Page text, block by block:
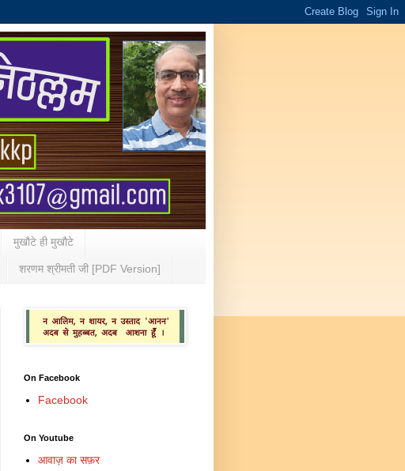
मुखौटे ही मुखौटे
शरणम श्रीमती जी [PDF Version]
On Facebook
Facebook
On Youtube
आवाज़ का सफ़र